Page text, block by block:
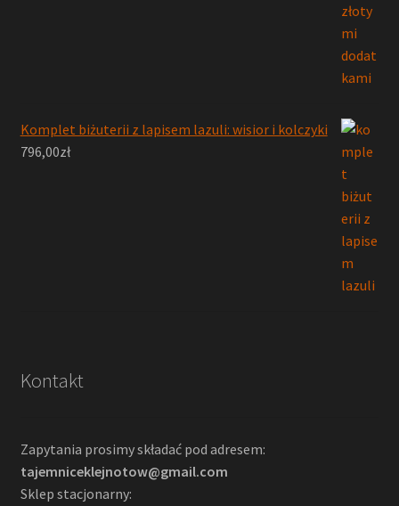
Komplet biżuterii z lapisem lazuli: wisior i kolczyki
796,00zł
Kontakt
Zapytania prosimy składać pod adresem:
tajemniceklejnotow@gmail.com
Sklep stacjonarny: